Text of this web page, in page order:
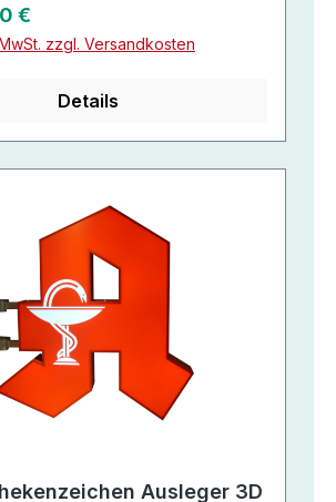
€
zzgl. Versandkosten
Details
Ausleger 3D